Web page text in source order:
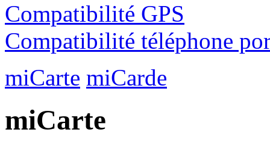
Compatibilité GPS
Compatibilité téléphone
miCarte miCarde
miCarte